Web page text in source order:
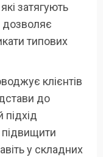
затягують
типових
клієнтів
до
підхід
у складних